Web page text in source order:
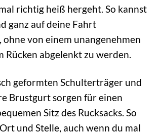
richtig heiß hergeht. So kannst
ganz auf deine Fahrt
von einem unangenehmen
Rücken abgelenkt zu werden.
geformten Schulterträger und
Brustgurt sorgen für einen
Sitz des Rucksacks. So
und Stelle, auch wenn du mal